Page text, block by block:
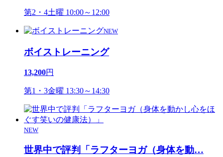
第2・4土曜 10:00～12:00
NEW
ボイストレーニング
13,200円
第1・3金曜 13:30～14:30
NEW
世界中で評判「ラフターヨガ（身体を動…